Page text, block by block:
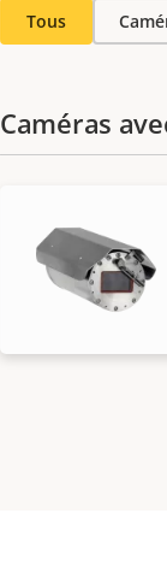
Tous
Caméras